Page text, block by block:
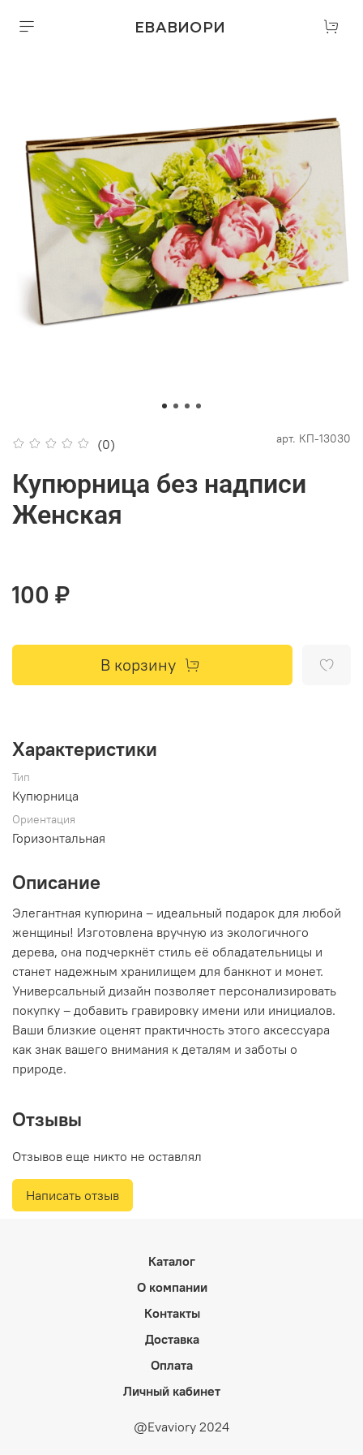
ЕВАВИОРИ
(0) арт. КП-13030
Купюрница без надписи
Женская
100 ₽
В корзину
Характеристики
Тип
Купюрница
Ориентация
Горизонтальная
Описание
Элегантная купюрина – идеальный подарок для любой
женщины! Изготовлена вручную из экологичного
дерева, она подчеркнёт стиль её обладательницы и
станет надежным хранилищем для банкнот и монет.
Универсальный дизайн позволяет персонализировать
покупку – добавить гравировку имени или инициалов.
Ваши близкие оценят практичность этого аксессуара
как знак вашего внимания к деталям и заботы о
природе.
Отзывы
Отзывов еще никто не оставлял
Написать отзыв
Каталог
О компании
Контакты
Доставка
Оплата
Личный кабинет
@Evaviory 2024